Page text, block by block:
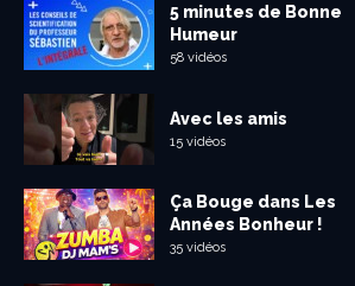
5 minutes de Bonne
Humeur
58 vidéos
Avec les amis
15 vidéos
Ça Bouge dans Les
Années Bonheur !
35 vidéos